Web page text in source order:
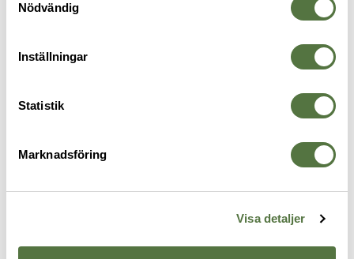
Nödvändig
Inställningar
Statistik
Marknadsföring
Visa detaljer
VIKING TACTICS
Sling Black
735 kr